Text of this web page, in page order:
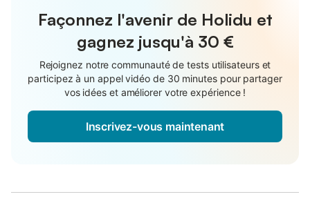
Façonnez l'avenir de Holidu et
gagnez jusqu'à 30 €
Rejoignez notre communauté de tests utilisateurs et
participez à un appel vidéo de 30 minutes pour partager
vos idées et améliorer votre expérience !
Inscrivez-vous maintenant